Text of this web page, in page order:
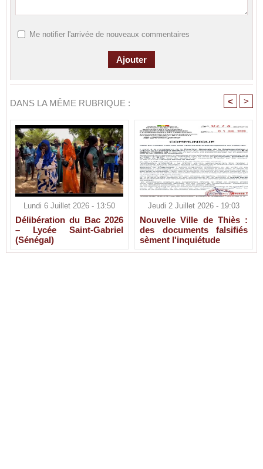
Me notifier l'arrivée de nouveaux commentaires
DANS LA MÊME RUBRIQUE : < >
Lundi 6 Juillet 2026 - 13:50
Délibération du Bac 2026
– Lycée Saint-Gabriel
(Sénégal)
Jeudi 2 Juillet 2026 - 19:03
Nouvelle Ville de Thiès :
des documents falsifiés
sèment l'inquiétude